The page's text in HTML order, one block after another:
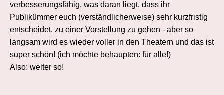
verbesserungsfähig, was daran liegt, dass ihr
Publikümmer euch (verständlicherweise) sehr kurzfristig
entscheidet, zu einer Vorstellung zu gehen - aber so
langsam wird es wieder voller in den Theatern und das ist
super schön! (ich möchte behaupten: für alle!)
Also: weiter so!